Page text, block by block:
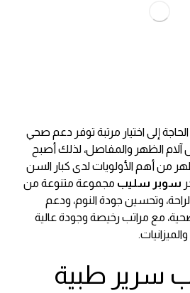
إلى اختيار مرتبة توفر دعم صحي
الظهر والمفاصل، لذلك أصبح
من أهم الأولويات لدى كبار السن
سوبر سليب مجموعة متنوعة من
وتحسين جودة النوم، ودعم
مع مراتب رخيصة وجودة عالية
سرير طبية